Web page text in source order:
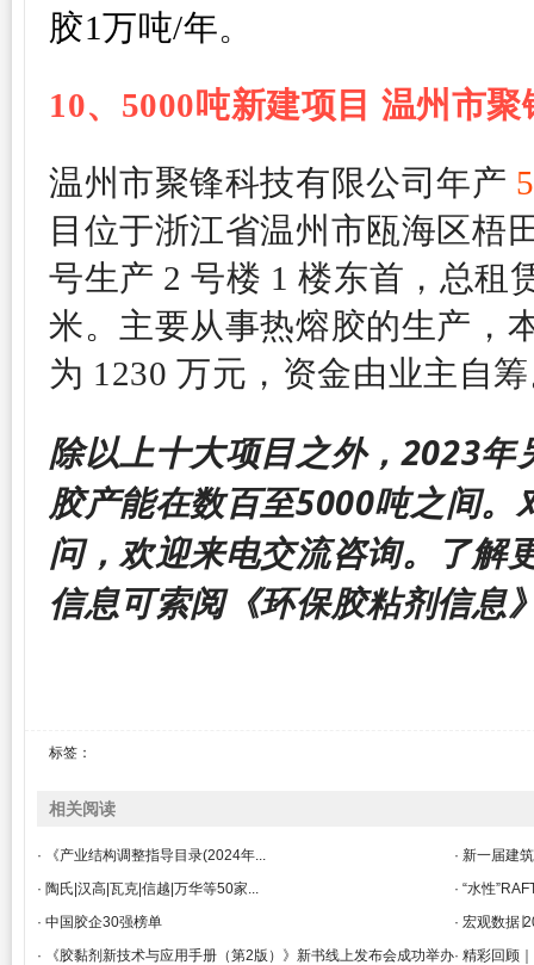
胶1万吨/年。
10、 5000吨新建项目 温州市聚
温州市聚锋科技有限公司年产
目位于浙江省温州市瓯海区梧
号生产 2 号楼 1 楼东首，总租
米。 主要从事热熔胶的生产，
为 1230 万元，资金由业主自
除以上十大项目之外，2023年
胶产能在数百至5000吨之间。
问，欢迎来电交流咨询。了解
信息可索阅《环保胶粘剂信息
标签：
相关阅读
· 《产业结构调整指导目录(2024年...
· 新一届建
· 陶氏|汉高|瓦克|信越|万华等50家...
· “水性
· 中国胶企30强榜单
· 宏观数据
· 《胶黏剂新技术与应用手册（第2版）》新书线上发布会成功举办· 精彩回顾